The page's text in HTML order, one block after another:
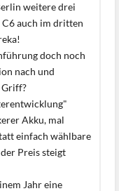
weitere drei
auch im dritten
doch noch
nach und
Griff?
Akku, mal
einfach wählbare
Preis steigt
Jahr eine